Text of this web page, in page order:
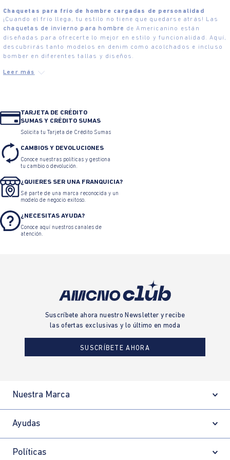
Chaquetas para frío de hombre cargadas de personalidad
¡Cuando el frío llega, tu estilo no tiene que quedarse atrás! Las
chaquetas de invierno para hombre de Americanino están
diseñadas para ofrecerte lo mejor en estilo y funcionalidad. Aquí,
descubrirás tanto modelos en denim como acolchados e incluso
bomber en diferentes tallas y diseños.
TARJETA DE CRÉDITO
SUMAS Y CRÉDITO SUMAS
Solicita tu Tarjeta de Crédito Sumas
CAMBIOS Y DEVOLUCIONES
Conoce nuestras políticas y gestiona
tu cambio o devolución.
¿QUIERES SER UNA FRANQUICIA?
Sé parte de una marca reconocida y un
modelo de negocio exitoso.
¿NECESITAS AYUDA?
Conoce aquí nuestros canales de
atención.
Suscríbete ahora nuestro Newsletter y recibe
las ofertas exclusivas y lo último en moda
SUSCRÍBETE AHORA
Nuestra Marca
Ayudas
Políticas